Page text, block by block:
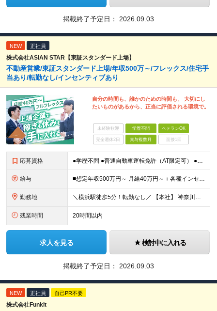
掲載終了予定日： 2026.09.03
NEW 正社員
株式会社ASIAN STAR【東証スタンダード上場】
不動産営業/東証スタンダード上場/年収500万～/フレックス/住宅手
当あり/転勤なし/インセンティブあり
自分の時間も、誰かのための時間も。 大切にし
たいものがあるから、正当に評価される環境で。
未経験歓迎 学歴不問 ベテランOK
完全週休2日 賞与複数月 面接1回
応募資格 ●学歴不問 ●普通自動車運転免許（AT限定可） ●不動産業界での営業経験をお持ちの方 ●ブランクOK ～こんな方を求めています～ ・目標を意識して行動することができる人 ・指示待ちではなく自身で考え
給与 ■想定年収500万円～ 月給40万円～＋各種インセンティブ＋資格手当 ※経験・スキルを考慮の上、当社規定により優遇致します ※試用期間3ヶ月あり。(給与・待遇・雇用形態に差異はありません) ※管理
勤務地 ＼横浜駅徒歩5分！転勤なし／ 【本社】 神奈川県横浜市西区高島2-6-32 横浜東口ウィスポートビル8F ※(変更の範囲)上記を除く当社関連勤務地
残業時間 20時間以内
求人を見る 検討中に入れる
掲載終了予定日： 2026.09.03
NEW 正社員 自己PR不要
株式会社Funkit